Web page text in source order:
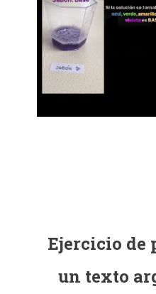
Ejercicio de
un texto